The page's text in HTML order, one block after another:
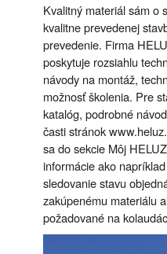
Kvalitný materiál sám o
kvalitne prevedenej
prevedenie. Firma
poskytuje rozsiahlu
návody na montáž,
možnosť školenia. Pre
katalóg, podrobné
časti stránok
sa do sekcie Môj
informácie ako
sledovanie stavu
zakúpenému materiálu
požadované na